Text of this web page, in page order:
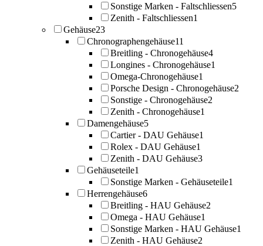
Sonstige Marken - Faltschliessen5
Zenith - Faltschliessen1
Gehäuse23
Chronographengehäuse11
Breitling - Chronogehäuse4
Longines - Chronogehäuse1
Omega-Chronogehäuse1
Porsche Design - Chronogehäuse2
Sonstige - Chronogehäuse2
Zenith - Chronogehäuse1
Damengehäuse5
Cartier - DAU Gehäuse1
Rolex - DAU Gehäuse1
Zenith - DAU Gehäuse3
Gehäuseteile1
Sonstige Marken - Gehäuseteile1
Herrengehäuse6
Breitling - HAU Gehäuse2
Omega - HAU Gehäuse1
Sonstige Marken - HAU Gehäuse1
Zenith - HAU Gehäuse2